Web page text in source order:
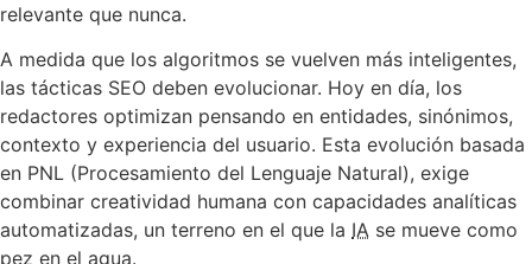
relevante que nunca.
A medida que los algoritmos se vuelven más inteligentes,
las tácticas SEO deben evolucionar. Hoy en día, los
redactores optimizan pensando en entidades, sinónimos,
contexto y experiencia del usuario. Esta evolución basada
en PNL (Procesamiento del Lenguaje Natural), exige
combinar creatividad humana con capacidades analíticas
automatizadas, un terreno en el que la IA se mueve como
pez en el agua.